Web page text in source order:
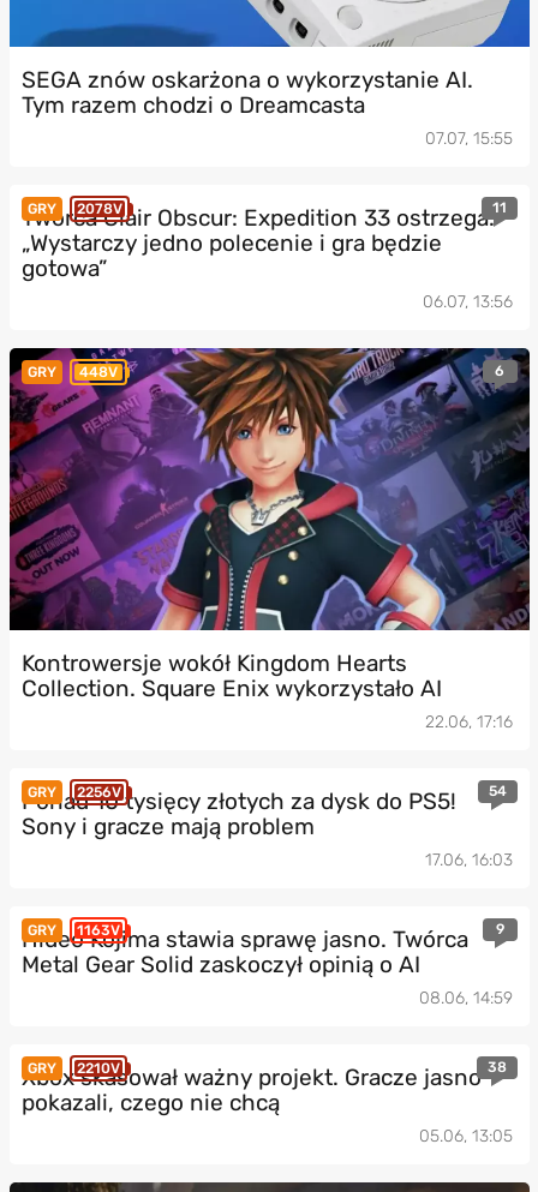
SEGA znów oskarżona o wykorzystanie AI.
Tym razem chodzi o Dreamcasta
07.07, 15:55
GRY 2078V 11
Twórca Clair Obscur: Expedition 33 ostrzega.
„Wystarczy jedno polecenie i gra będzie
gotowa”
06.07, 13:56
GRY 448V 6
Kontrowersje wokół Kingdom Hearts
Collection. Square Enix wykorzystało AI
22.06, 17:16
GRY 2256V 54
Ponad 10 tysięcy złotych za dysk do PS5!
Sony i gracze mają problem
17.06, 16:03
GRY 1163V 9
Hideo Kojima stawia sprawę jasno. Twórca
Metal Gear Solid zaskoczył opinią o AI
08.06, 14:59
GRY 2210V 38
Xbox skasował ważny projekt. Gracze jasno
pokazali, czego nie chcą
05.06, 13:05